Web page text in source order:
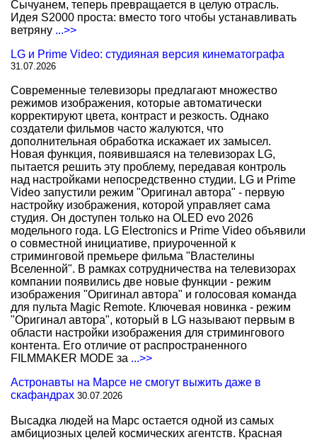
Сычуанем, теперь превращается в целую отрасль.
Идея S2000 проста: вместо того чтобы устанавливать
ветряну ...>>
LG и Prime Video: студияная версия кинематографа
31.07.2026
Современные телевизоры предлагают множество
режимов изображения, которые автоматически
корректируют цвета, контраст и резкость. Однако
создатели фильмов часто жалуются, что
дополнительная обработка искажает их замысел.
Новая функция, появившаяся на телевизорах LG,
пытается решить эту проблему, передавая контроль
над настройками непосредственно студии. LG и Prime
Video запустили режим "Оригинал автора" - первую
настройку изображения, которой управляет сама
студия. Он доступен только на OLED evo 2026
модельного года. LG Electronics и Prime Video объявили
о совместной инициативе, приуроченной к
стриминговой премьере фильма "Властелины
Вселенной". В рамках сотрудничества на телевизорах
компании появились две новые функции - режим
изображения "Оригинал автора" и голосовая команда
для пульта Magic Remote. Ключевая новинка - режим
"Оригинал автора", который в LG называют первым в
области настройки изображения для стримингового
контента. Его отличие от распространенного
FILMMAKER MODE за ...>>
Астронавты на Марсе не смогут выжить даже в
скафандрах 30.07.2026
Высадка людей на Марс остается одной из самых
амбициозных целей космических агентств. Красная